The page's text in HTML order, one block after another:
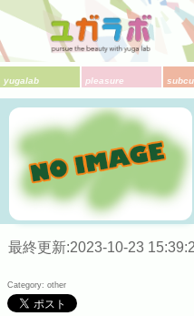
yugalab pleasure
最終更新:2023-10-23
Category: other